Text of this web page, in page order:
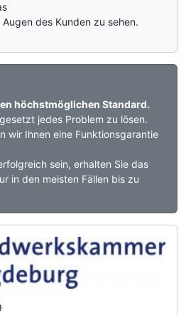
des Kunden zu sehen.
höchstmöglichen Standard.
jedes Problem zu lösen.
wir Ihnen eine Funktionsgarantie
sein, erhalten Sie das
in den meisten Fällen bis zu